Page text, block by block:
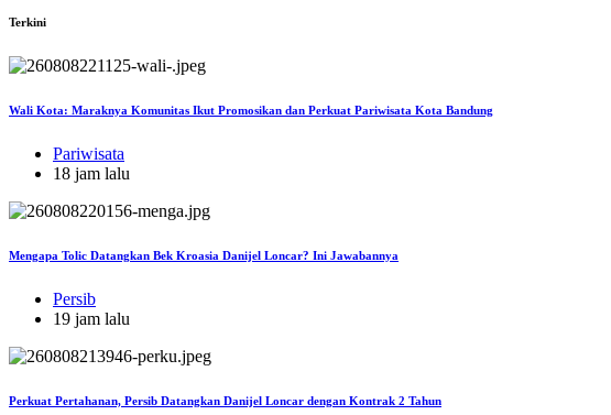
Terkini
Wali Kota: Maraknya Komunitas Ikut Promosikan dan Perkuat Pariwisata Kota Bandung
Pariwisata
18 jam lalu
Mengapa Tolic Datangkan Bek Kroasia Danijel Loncar? Ini Jawabannya
Persib
19 jam lalu
Perkuat Pertahanan, Persib Datangkan Danijel Loncar dengan Kontrak 2 Tahun